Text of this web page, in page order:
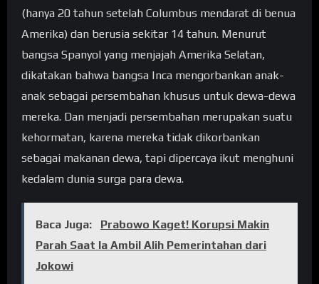
(hanya 20 tahun setelah Columbus mendarat di benua
Amerika) dan berusia sekitar 14 tahun. Menurut
bangsa Spanyol yang menjajah Amerika Selatan,
dikatakan bahwa bangsa Inca mengorbankan anak-
anak sebagai persembahan khusus untuk dewa-dewa
mereka. Dan menjadi persembahan merupakan suatu
kehormatan, karena mereka tidak dikorbankan
sebagai makanan dewa, tapi dipercaya ikut menghuni
kedalam dunia surga para dewa.
Baca Juga:
Prabowo Kaget! Korupsi Makin
Parah Saat Ia Ambil Alih Pemerintahan dari
Jokowi